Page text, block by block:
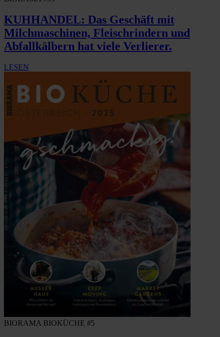
KUHHANDEL: Das Geschäft mit
Milchmaschinen, Fleischrindern und
Abfallkälbern hat viele Verlierer.
LESEN
BIORAMA BIOKÜCHE #5